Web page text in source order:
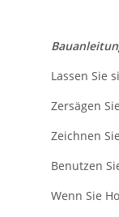
Lassen Sie
Zersägen
Zeichnen
Benutzen
Wenn Sie